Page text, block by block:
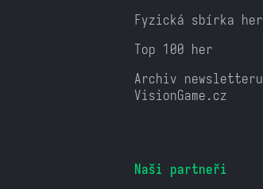
Fyzická sbírka her
Top 100 her
Archiv newsletteru
VisionGame.cz
Naši partneři